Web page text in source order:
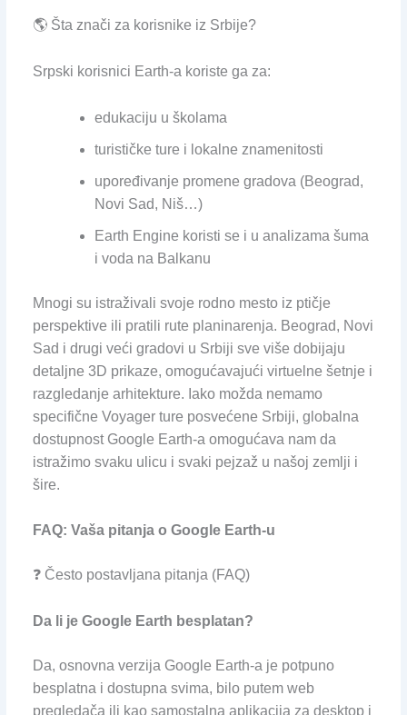
🌎 Šta znači za korisnike iz Srbije?
Srpski korisnici Earth-a koriste ga za:
edukaciju u školama
turističke ture i lokalne znamenitosti
upoređivanje promene gradova (Beograd,
Novi Sad, Niš…)
Earth Engine koristi se i u analizama šuma
i voda na Balkanu
Mnogi su istraživali svoje rodno mesto iz ptičje
perspektive ili pratili rute planinarenja. Beograd, Novi
Sad i drugi veći gradovi u Srbiji sve više dobijaju
detaljne 3D prikaze, omogućavajući virtuelne šetnje i
razgledanje arhitekture. Iako možda nemamo
specifične Voyager ture posvećene Srbiji, globalna
dostupnost Google Earth-a omogućava nam da
istražimo svaku ulicu i svaki pejzaž u našoj zemlji i
šire.
FAQ: Vaša pitanja o Google Earth-u
❓ Često postavljana pitanja (FAQ)
Da li je Google Earth besplatan?
Da, osnovna verzija Google Earth-a je potpuno
besplatna i dostupna svima, bilo putem web
pregledača ili kao samostalna aplikacija za desktop i